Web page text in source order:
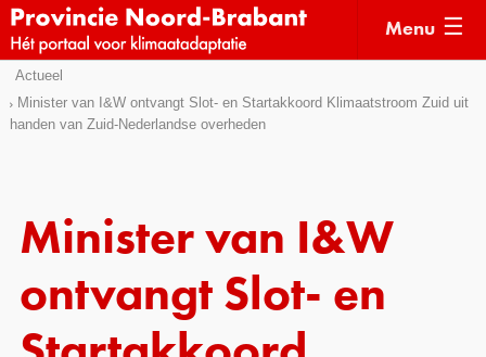
Sla
links
over
het
menu
naar
de
Menu
Actueel
Minister van I&W ontvangt Slot- en Startakkoord Klimaatstroom Zuid uit
handen van Zuid-Nederlandse overheden
Minister van I&W
ontvangt Slot- en
Kaarten
Kennisdossiers
Voorbeelden